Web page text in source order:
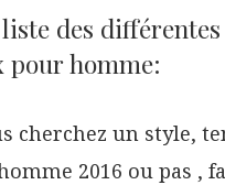
des différentes
pour homme:
cherchez un style,
2016 ou pas ,